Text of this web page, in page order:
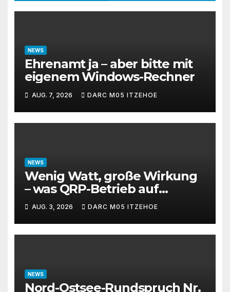
NEWS
Ehrenamt ja – aber bitte mit
eigenem Windows-Rechner
AUG. 7, 2026 DARC M05 ITZEHOE
NEWS
Wenig Watt, große Wirkung
– was QRP-Betrieb auf
Kurzwelle wirklich kann
AUG. 3, 2026 DARC M05 ITZEHOE
NEWS
Nord-Ostsee-Rundspruch Nr.